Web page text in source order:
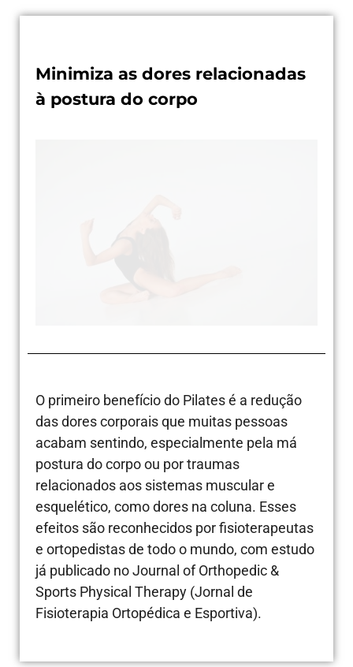
Minimiza as dores relacionadas
à postura do corpo
O primeiro benefício do Pilates é a redução
das dores corporais que muitas pessoas
acabam sentindo, especialmente pela má
postura do corpo ou por traumas
relacionados aos sistemas muscular e
esquelético, como dores na coluna. Esses
efeitos são reconhecidos por fisioterapeutas
e ortopedistas de todo o mundo, com estudo
já publicado no Journal of Orthopedic &
Sports Physical Therapy (Jornal de
Fisioterapia Ortopédica e Esportiva).